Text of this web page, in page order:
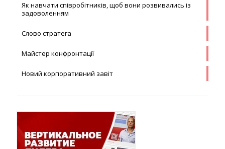
Як навчати співробітників, щоб вони розвивались із
задоволенням
Слово стратега
Майстер конфронтації
Новий корпоративний завіт